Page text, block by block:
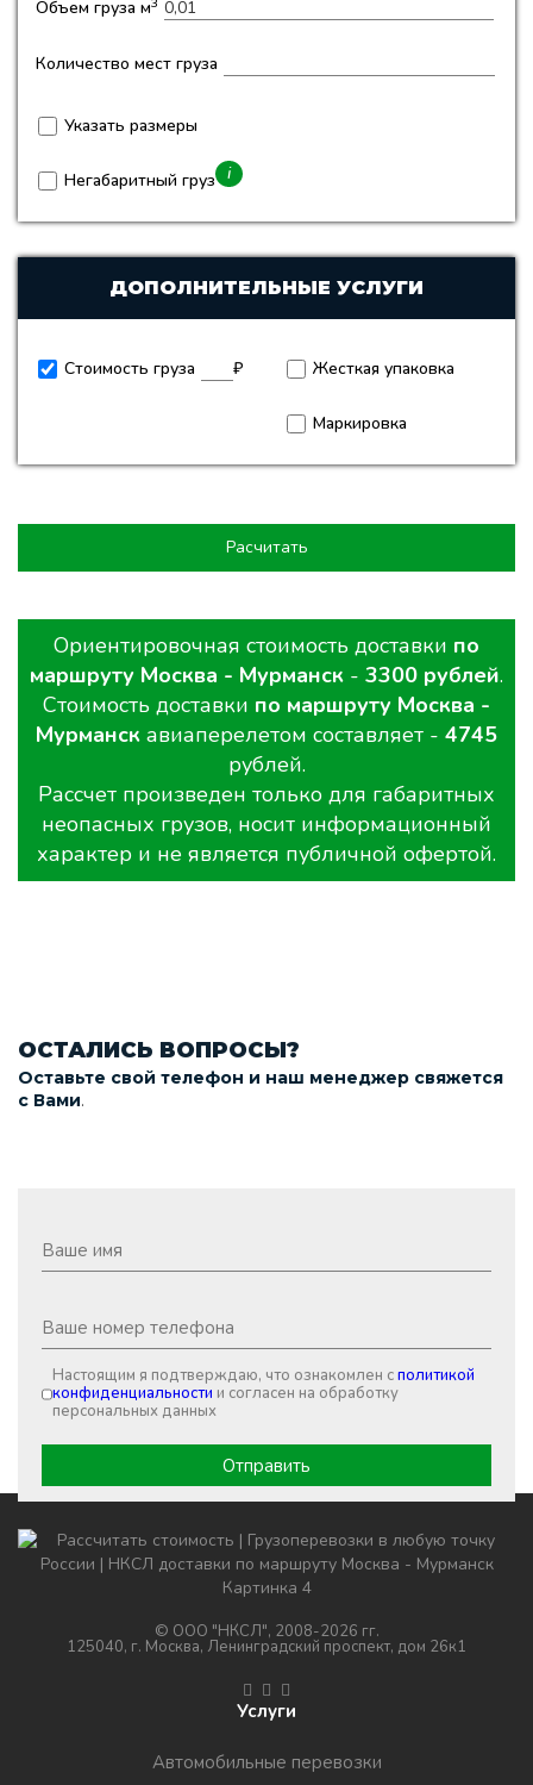
Объем груза м
Количество мест груза
Указать размеры
Негабаритный груз i
ДОПОЛНИТЕЛЬНЫЕ УСЛУГИ
Стоимость груза ₽ Жесткая упаковка
Маркировка
Расчитать
Ориентировочная стоимость доставки по
маршруту Москва - Мурманск - 3300 рублей.
Стоимость доставки по маршруту Москва -
Мурманск авиаперелетом составляет - 4745
рублей.
Рассчет произведен только для габаритных
неопасных грузов, носит информационный
характер и не является публичной офертой.
ОСТАЛИСЬ ВОПРОСЫ?
Оставьте свой телефон и наш менеджер свяжется
с Вами.
Настоящим я подтверждаю, что ознакомлен сполитикой
конфиденциальности и согласен на обработку
персональных данных
© ООО "НКСЛ", 2008-2026 гг.
125040, г. Москва, Ленинградский проспект, дом 26к1
Услуги
Автомобильные перевозки